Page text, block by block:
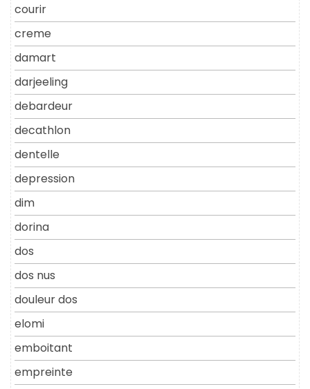
courir
creme
damart
darjeeling
debardeur
decathlon
dentelle
depression
dim
dorina
dos
dos nus
douleur dos
elomi
emboitant
empreinte